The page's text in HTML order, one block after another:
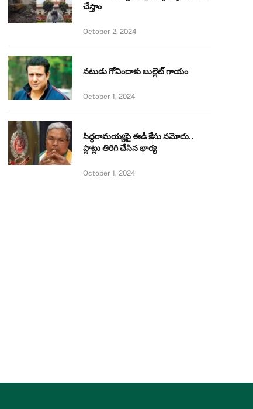
చేస్తాం
October 2, 2024
నటుడు గోవిందాకు బుల్లెట్ గాయం
October 1, 2024
సిద్ధరామయ్యపై ఈడీ కేసు నమోదు..
ప్లాట్లు తిరిగి చేసిన భార్య
October 1, 2024